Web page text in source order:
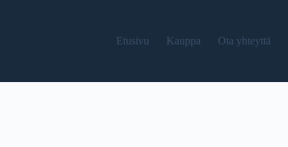
Etusivu
Kauppa Ota yhteyttä